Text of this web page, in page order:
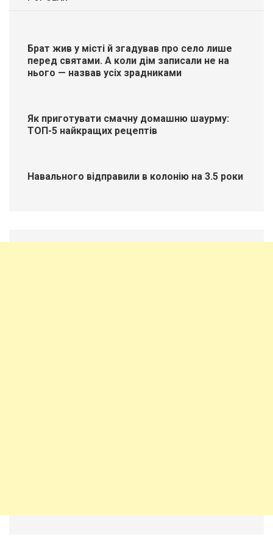
Брат жив у місті й згадував про село лише
перед святами. А коли дім записали не на
нього — назвав усіх зрадниками
Як приготувати смачну домашню шаурму:
ТОП-5 найкращих рецептів
Навального відправили в колонію на 3.5 роки